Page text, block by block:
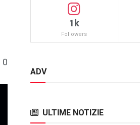
0
1k
Followers
ADV
ULTIME NOTIZIE